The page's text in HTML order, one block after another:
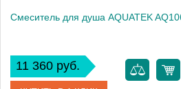
Смеситель для душа AQUATEK
11 360 руб.